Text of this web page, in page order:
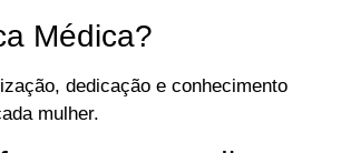
Médica?
dedicação e conhecimento
mulher.